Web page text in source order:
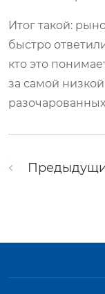
Итог такой:
быстро
кто это
за самой